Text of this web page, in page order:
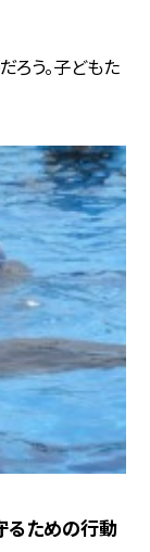
ろう。子どもた
るための行動